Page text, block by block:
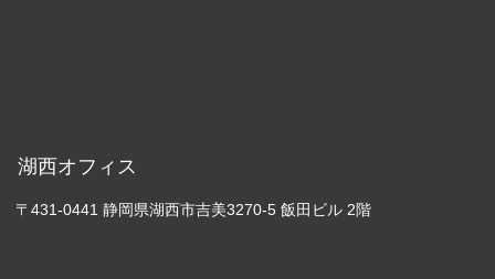
湖西オフィス
〒431-0441 静岡県湖西市吉美3270-5 飯田ビル 2階